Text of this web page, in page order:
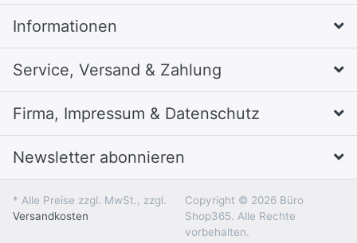
Informationen
Service, Versand & Zahlung
Firma, Impressum & Datenschutz
Newsletter abonnieren
* Alle Preise zzgl. MwSt., zzgl.
Versandkosten
Copyright © 2026 Büro
Shop365. Alle Rechte
vorbehalten.